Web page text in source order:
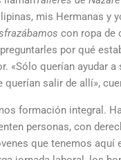
mis Hermanas y
con ropa de
por qué
«Sólo querían ayudar a
salir de allí»,
formación integral.
personas, con
que tenemos aquí